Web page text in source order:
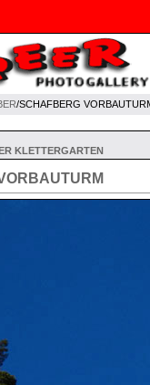
/SCHAFBERG
KLETTERGARTEN